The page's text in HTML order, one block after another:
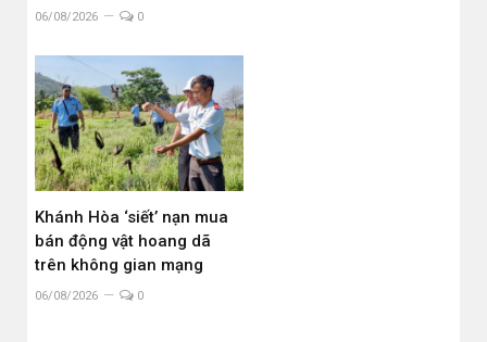
06/08/2026 0
Khánh Hòa ‘siết’ nạn mua
bán động vật hoang dã
trên không gian mạng
06/08/2026 0